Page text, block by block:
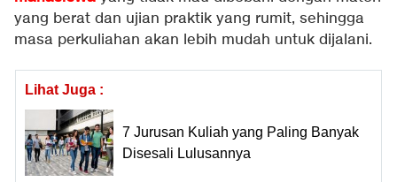
yang berat dan ujian praktik yang rumit, sehingga
masa perkuliahan akan lebih mudah untuk dijalani.
Lihat Juga :
7 Jurusan Kuliah yang Paling Banyak
Disesali Lulusannya